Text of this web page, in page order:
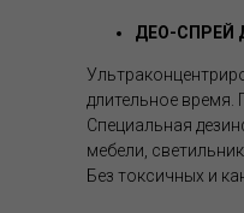
ДЕО-СПРЕЙ
длительное время.
Специальная
мебели,
Без токсичных и